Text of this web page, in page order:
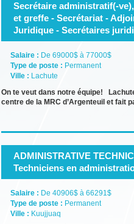
Secrétaire administratif(-
et greffe - Secrétariat -
Juridique - Secrétaires
Salaire : De 69000$ à 77000$
Type de poste : Permanent
Ville : Lachute
On te veut dans notre équipe!
centre de la MRC d’Argenteuil et fait
ADMINISTRATIVE
Techniciens en
Salaire : De 40906$ à 66291$
Type de poste : Permanent
Ville : Kuujjuaq